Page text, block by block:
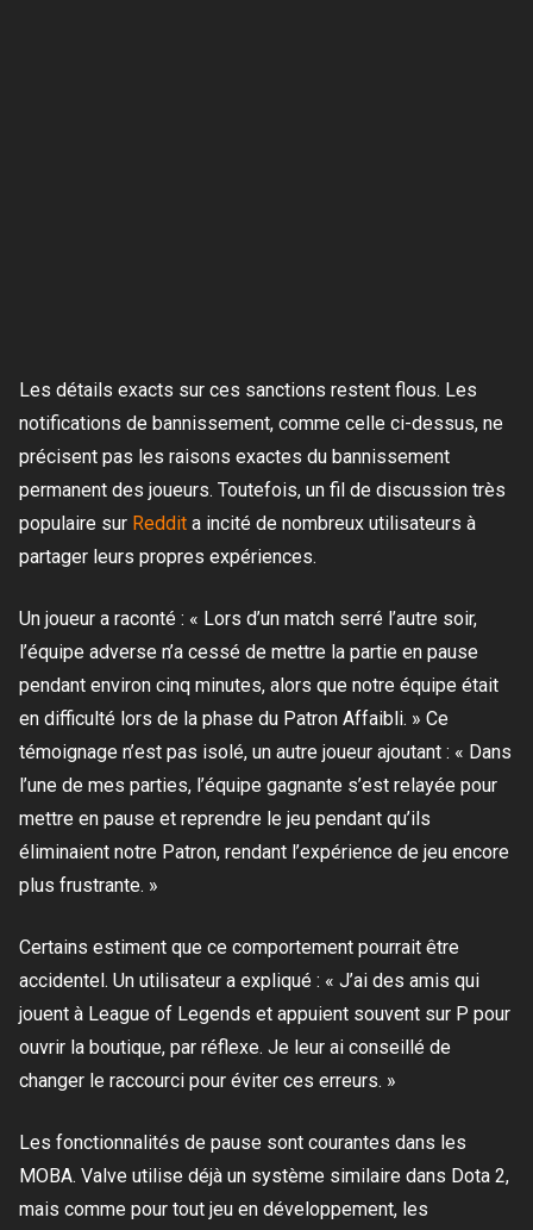
Les détails exacts sur ces sanctions restent flous. Les
notifications de bannissement, comme celle ci-dessus, ne
précisent pas les raisons exactes du bannissement
permanent des joueurs. Toutefois, un fil de discussion très
populaire sur Reddit a incité de nombreux utilisateurs à
partager leurs propres expériences.
Un joueur a raconté : « Lors d’un match serré l’autre soir,
l’équipe adverse n’a cessé de mettre la partie en pause
pendant environ cinq minutes, alors que notre équipe était
en difficulté lors de la phase du Patron Affaibli. » Ce
témoignage n’est pas isolé, un autre joueur ajoutant : « Dans
l’une de mes parties, l’équipe gagnante s’est relayée pour
mettre en pause et reprendre le jeu pendant qu’ils
éliminaient notre Patron, rendant l’expérience de jeu encore
plus frustrante. »
Certains estiment que ce comportement pourrait être
accidentel. Un utilisateur a expliqué : « J’ai des amis qui
jouent à League of Legends et appuient souvent sur P pour
ouvrir la boutique, par réflexe. Je leur ai conseillé de
changer le raccourci pour éviter ces erreurs. »
Les fonctionnalités de pause sont courantes dans les
MOBA. Valve utilise déjà un système similaire dans Dota 2,
mais comme pour tout jeu en développement, les